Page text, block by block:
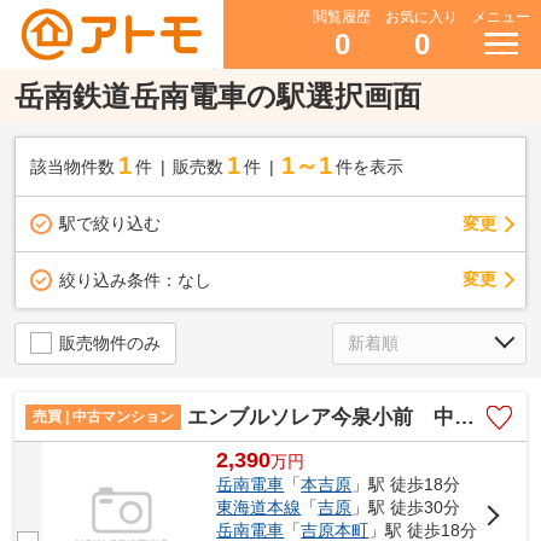
閲覧履歴
0
お気に入り
0
メニュー
岳南鉄道岳南電車の駅選択画面
該当物件数 1件 販売数 1 件 1～1 件を表示
駅で絞り込む 変更
絞り込み条件： なし 変更
販売物件のみ
売買 | 中古マンション エンブルソレア今泉小前 中古マンション
2,390万円
岳南電車 「本吉原 」駅 徒歩18分
東海道本線 「吉原 」駅 徒歩30分
岳南電車 「吉原本町 」駅 徒歩18分